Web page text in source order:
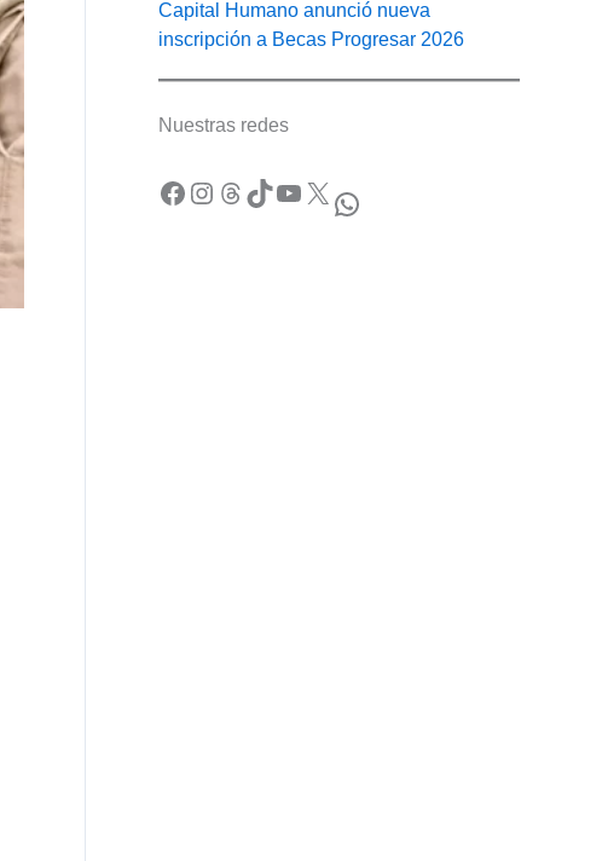
Capital Humano anunció nueva
inscripción a Becas Progresar 2026
Nuestras redes
Facebook Instagram Threads TikTok YouTube X WhatsApp